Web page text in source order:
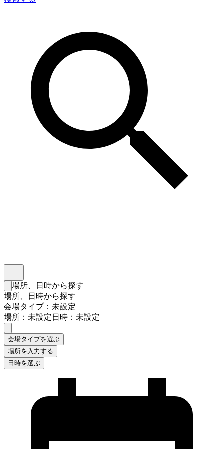
検索フォームを閉じる
場所、日時から探す
場所、日時から探す
会場タイプ：未設定
場所：未設定日時：未設定
会場タイプを選ぶ
場所を入力する
日時を選ぶ